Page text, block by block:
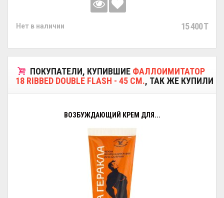
Нет в наличии 15 400 T
ПОКУПАТЕЛИ, КУПИВШИЕ ФАЛЛОИМИТАТОР
18 RIBBED DOUBLE FLASH - 45 СМ., ТАК ЖЕ КУПИЛИ
ВОЗБУЖДАЮЩИЙ КРЕМ ДЛЯ...